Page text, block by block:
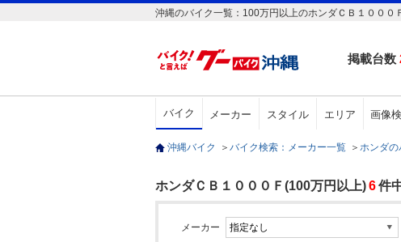
沖縄のバイク一覧：100万円以上のホンダＣＢ１０００
掲載台数
バイク メーカー スタイル エリア 画像
沖縄バイク ＞ バイク検索：メーカー一覧 ＞ ホンダの
ホンダＣＢ１０００Ｆ(100万円以上)6件
メーカー